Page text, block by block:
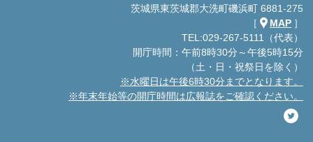
茨城県東茨城郡大洗町磯浜町 6881-275
［
MAP ］
TEL:029-267-5111（代表）
開庁時間：午前8時30分～午後5時15分
（土・日・祝祭日を除く）
※水曜日は午後6時30分までとなります。
※年末年始等の開庁時間は広報誌をご確認ください。